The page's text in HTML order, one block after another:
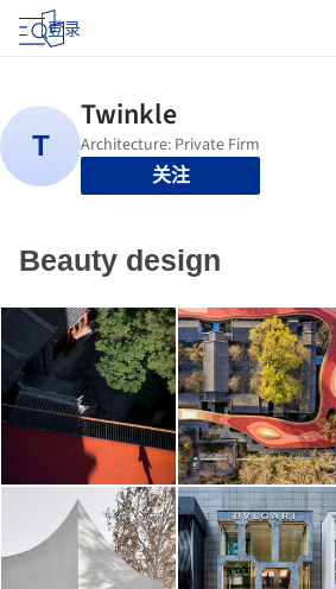
登录
关注
Beauty design